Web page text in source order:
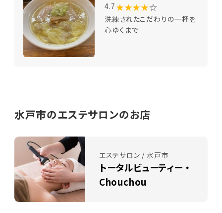
4.7 ★★★★☆
洗練されたこだわりの一杯を
心ゆくまで
水戸市のエステサロンのお店
エステサロン / 水戸市
トータルビューティー ・
Chouchou